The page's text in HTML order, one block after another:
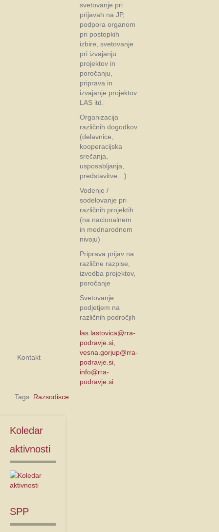
svetovanje pri
prijavah na JP,
podpora organom
pri postopkih
izbire, svetovanje
pri izvajanju
projektov in
poročanju,
priprava in
izvajanje projektov
LAS itd.
Organizacija
različnih dogodkov
(delavnice,
kooperacijska
srečanja,
usposabljanja,
predstavitve…)
Vodenje /
sodelovanje pri
različnih projektih
(na nacionalnem
in mednarodnem
nivoju)
Priprava prijav na
različne razpise,
izvedba projektov,
poročanje
Svetovanje
podjetjem na
različnih področjih
Kontakt
las.lastovica@rra-
podravje.si
vesna.gorjup@rra-
podravje.si
info@rra-
podravje.si
Tags: Razsodisce
Koledar
aktivnosti
SPP